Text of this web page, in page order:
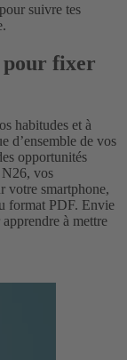
suivre tes
pour fixer
habitudes et à
d’ensemble de vos
opportunités
vos
votre smartphone,
format PDF. Envie
à mettre